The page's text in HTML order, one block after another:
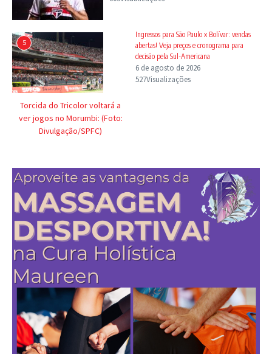
5
Torcida do Tricolor voltará a
ver jogos no Morumbi: (Foto:
Divulgação/SPFC)
Ingressos para São Paulo x Bolívar: vendas
abertas! Veja preços e cronograma para
decisão pela Sul-Americana
6 de agosto de 2026
527Visualizações